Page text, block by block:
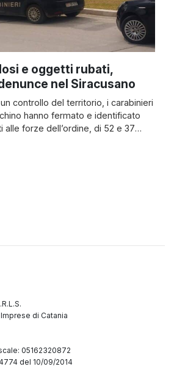
e oggetti rubati,
nel Siracusano
un controllo del territorio, i carabinieri
hanno fermato e identificato
alle forze dell’ordine, di 52 e 37
di coltelli illegali. Le perquisizioni
di Catania
05162320872
del 10/09/2014